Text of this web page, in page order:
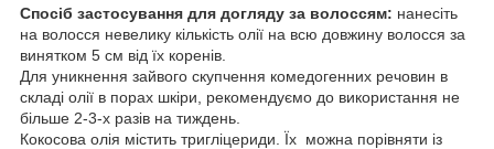
Спосіб застосування для догляду за волоссям: нанесіть
на волосся невелику кількість олії на всю довжину волосся за
винятком 5 см від їх коренів.
Для уникнення зайвого скупчення комедогенних речовин в
складі олії в порах шкіри, рекомендуємо до використання не
більше 2-3-х разів на тиждень.
Кокосова олія містить тригліцериди. Їх можна порівняти із